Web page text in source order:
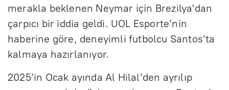
merakla beklenen Neymar için Brezilya'dan
çarpıcı bir iddia geldi. UOL Esporte’nin
haberine göre, deneyimli futbolcu Santos’ta
kalmaya hazırlanıyor.
2025’in Ocak ayında Al Hilal’den ayrılıp